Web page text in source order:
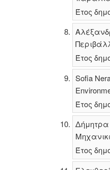
Έτος
Έτος
Sofia
Έτος
Δήμητρα
Έτος